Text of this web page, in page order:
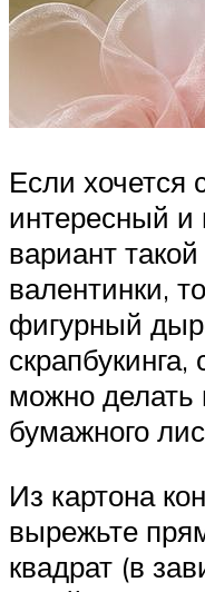
Если хочется
интересный и
вариант
валентинки,
фигурный
можно делать
бумажного
Из картона
вырежьте
квадрат (в